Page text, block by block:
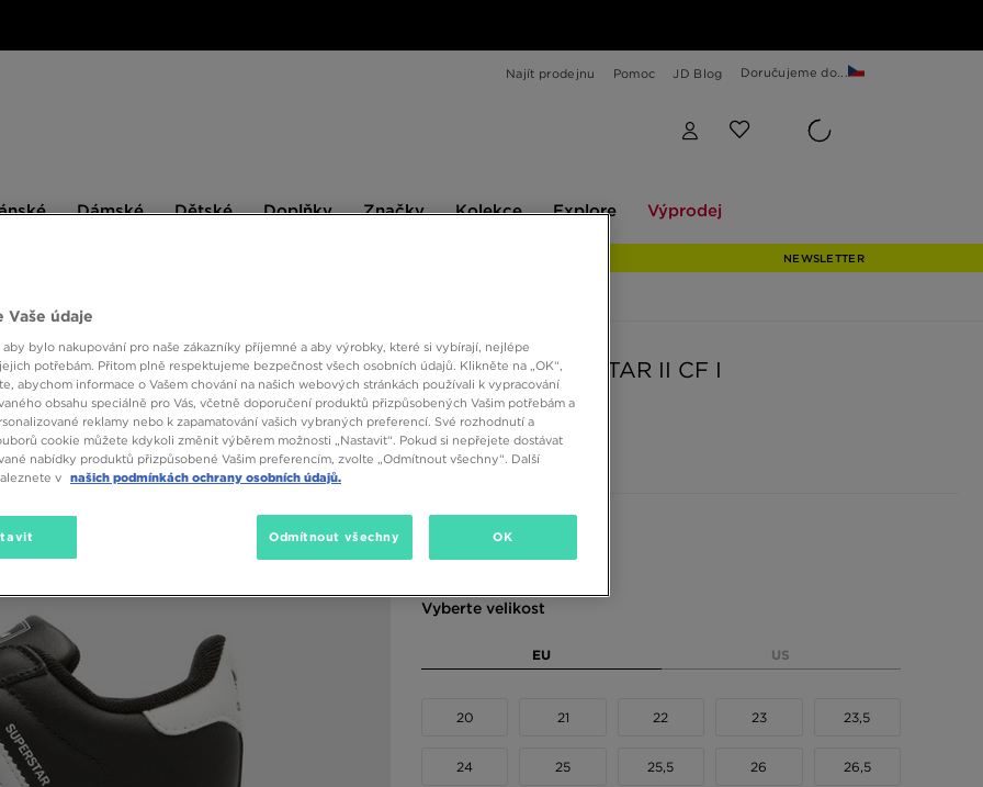
Najít prodejnu Pomoc JD Blog Doručujeme do...
Dámské Dětské Doplňky Značky Kolekce Explore Výprodej
NEWSLETTER
ADIDAS SUPERSTAR II CF I
1590 Kč
Dostupné barvy
Vyberte velikost
EU US
20 21 22 23 23,5
24 25 25,5 26 26,5
Vaše údaje
aby bylo nakupování pro naše zákazníky příjemné a aby výrobky, které si vybírají, nejlépe
potřebám. Přitom plně respektujeme bezpečnost všech osobních údajů. Klikněte na „OK“,
abychom informace o Vašem chování na našich webových stránkách používali k vypracování
obsahu speciálně pro Vás, včetně doporučení produktů přizpůsobených Vašim potřebám a
reklamy nebo k zapamatování vašich vybraných preferencí. Své rozhodnutí a
cookie můžete kdykoli změnit výběrem možnosti „Nastavit“. Pokud si nepřejete dostávat
nabídky produktů přizpůsobené Vašim preferencím, zvolte „Odmítnout všechny“. Další
v našich podmínkách ochrany osobních údajů.
Odmítnout všechny OK